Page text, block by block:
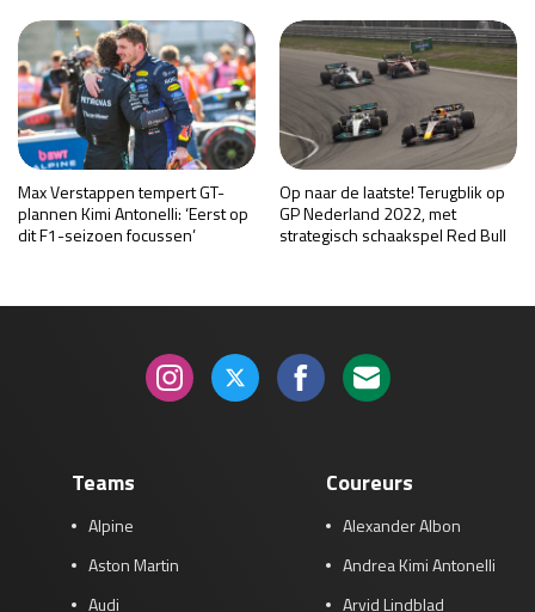
Max Verstappen tempert GT-
plannen Kimi Antonelli: ‘Eerst op
dit F1-seizoen focussen’
Op naar de laatste! Terugblik op
GP Nederland 2022, met
strategisch schaakspel Red Bull
Teams
Alpine
Aston Martin
Audi
Coureurs
Alexander Albon
Andrea Kimi Antonelli
Arvid Lindblad